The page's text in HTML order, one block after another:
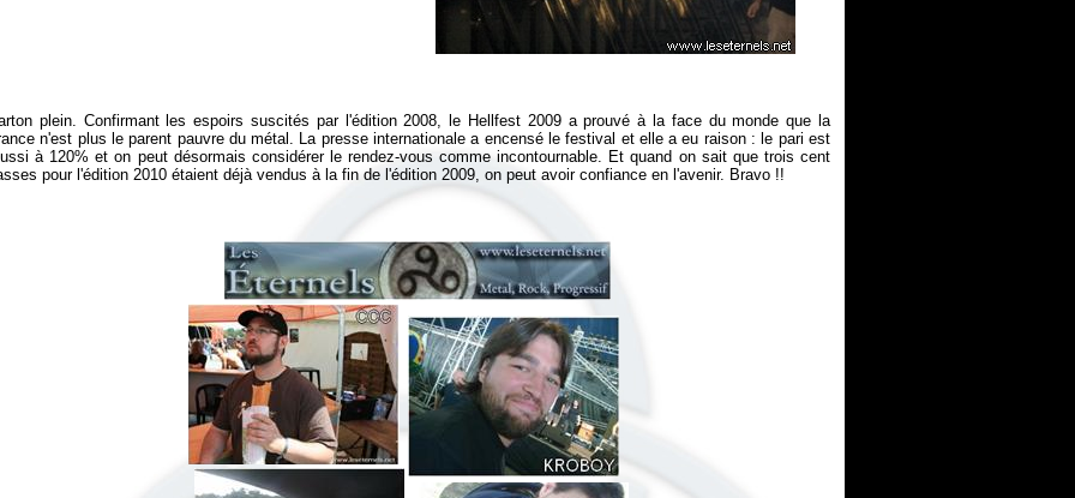
plein. Confirmant les espoirs suscités par l'édition 2008, le Hellfest 2009 a prouvé à la face du monde que la
n'est plus le parent pauvre du métal. La presse internationale a encensé le festival et elle a eu raison : le pari est
à 120% et on peut désormais considérer le rendez-vous comme incontournable. Et quand on sait que trois cent
pour l'édition 2010 étaient déjà vendus à la fin de l'édition 2009, on peut avoir confiance en l'avenir. Bravo !!